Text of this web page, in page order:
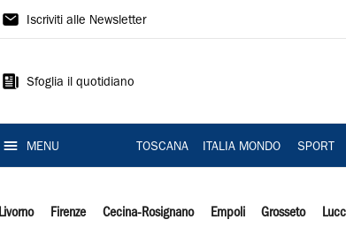
Il
Iscriviti alle Newsletter
Sfoglia il quotidiano
MENU TOSCANA ITALIA MONDO SPORT
Livorno Firenze Cecina-Rosignano Empoli Grosseto